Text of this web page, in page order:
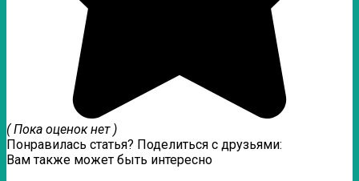
( Пока оценок нет )
Понравилась статья? Поделиться с друзьями:
Вам также может быть интересно